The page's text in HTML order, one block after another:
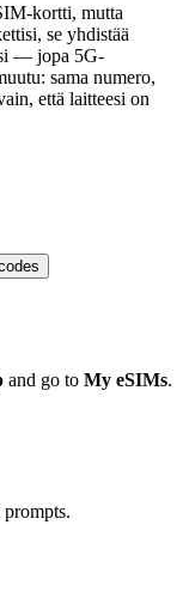
kortti, mutta
se yhdistää
— jopa 5G-
sama numero,
että laitteesi on
and go to My eSIMs.